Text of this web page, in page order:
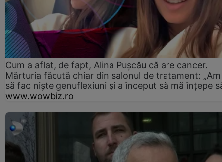
Cum a aflat, de fapt, Alina Pușcău că are cancer.
Mărturia făcută chiar din salonul de tratament:
să fac niște genuflexiuni și a început să mă înțepe
www.wowbiz.ro